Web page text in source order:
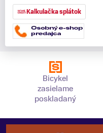
Kalkulačka splátok
Bicykel
zasielame
poskladaný